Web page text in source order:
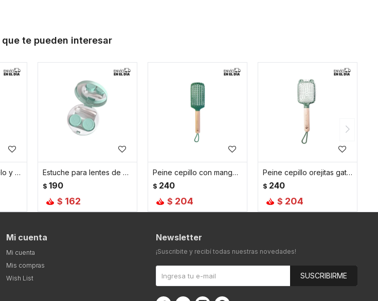
te pueden interesar
Cepillo peine de pelo y gomita - Verde Estuche para lentes de contacto - Verde
$ 190
$ 162
Peine cepillo con mango madera y cuerdita - Verde
$ 240
$ 204
Peine cepillo orejitas gato - Verde
$ 240
$ 204
Mi cuenta
Mi cuenta
Mis compras
Wish List
Newsletter
¡Suscribite y recibí todas nuestras novedades!
SUSCRIBIRME